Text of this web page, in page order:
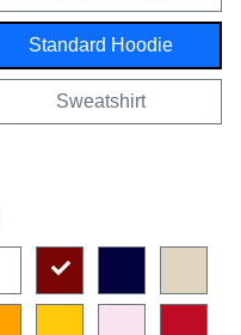
Standard Hoodie
Sweatshirt